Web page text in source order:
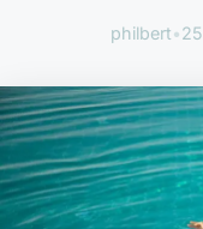
philbert•